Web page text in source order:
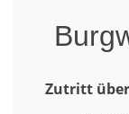
Zutritt